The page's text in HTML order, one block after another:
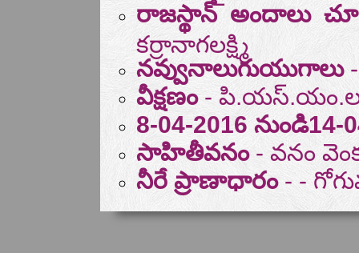
రాజస్థాన్ అందాలు
కర్రానాగలక్ష్మి
నవ్వునాలుగుయుగాలు-
వీక్షణం-
8-04-2016
సాహితీవనం- వనం
నీరే ప్రాణాధారం- -